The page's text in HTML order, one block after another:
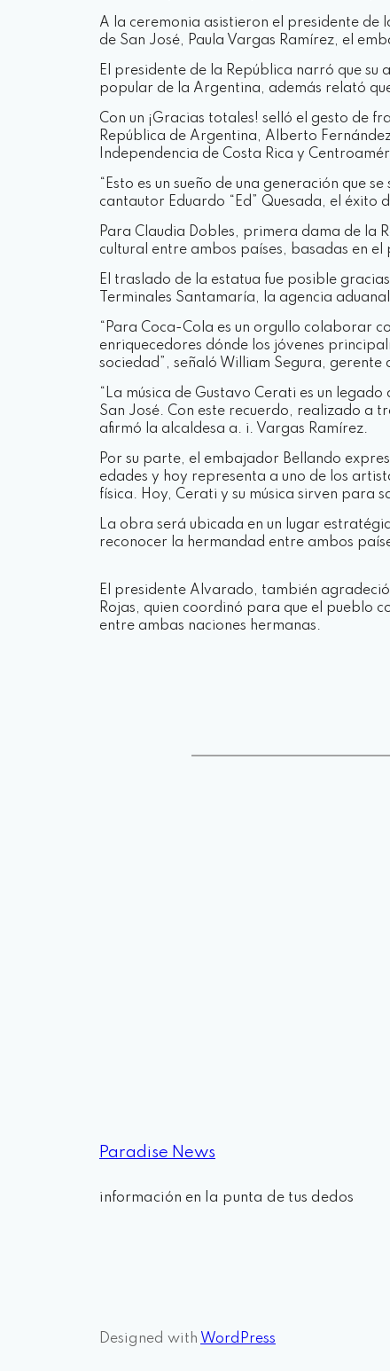
A la ceremonia asistieron el presidente
de San José, Paula Vargas Ramírez, el
El presidente de la República narró que
popular de la Argentina, además relató
Con un ¡Gracias totales! selló el gesto de
República de Argentina, Alberto
Independencia de Costa Rica y
“Esto es un sueño de una generación
cantautor Eduardo “Ed” Quesada, el éxito
Para Claudia Dobles, primera dama de la
cultural entre ambos países, basadas en
El traslado de la estatua fue posible
Terminales Santamaría, la agencia
“Para Coca-Cola es un orgullo colaborar
enriquecedores dónde los jóvenes
sociedad”, señaló William Segura,
“La música de Gustavo Cerati es un
San José. Con este recuerdo, realizado a
afirmó la alcaldesa a. i. Vargas Ramírez.
Por su parte, el embajador Bellando
edades y hoy representa a uno de los
física. Hoy, Cerati y su música sirven para
La obra será ubicada en un lugar
reconocer la hermandad entre ambos
El presidente Alvarado, también
Rojas, quien coordinó para que el pueblo
entre ambas naciones hermanas.
Paradise News
información en la punta de tus dedos
Designed with WordPress